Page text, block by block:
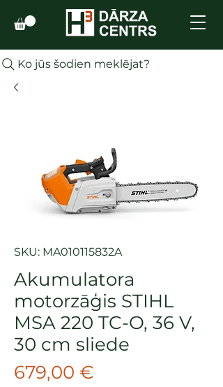
Ko jūs šodien meklējat?
SKU: MA010115832A
Akumulatora
motorzāģis STIHL
MSA 220 TC-O, 36 V,
30 cm sliede
679,00 €